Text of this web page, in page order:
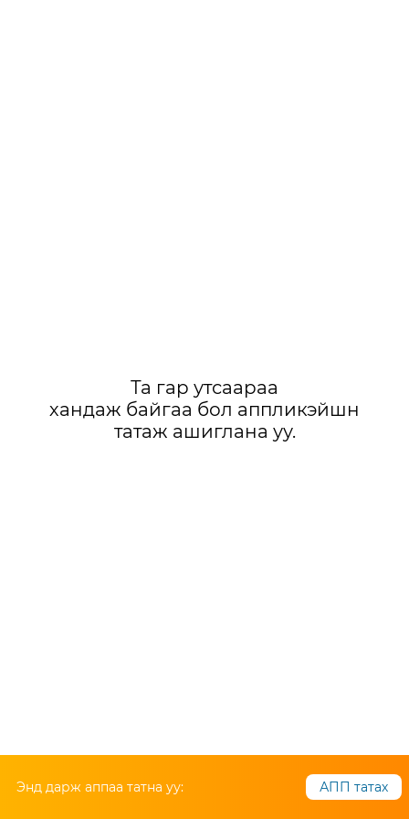
Та гар утсаараа
хандаж байгаа бол аппликэйшн
татаж ашиглана уу.
Энд дарж аппаа татна уу: АПП татах